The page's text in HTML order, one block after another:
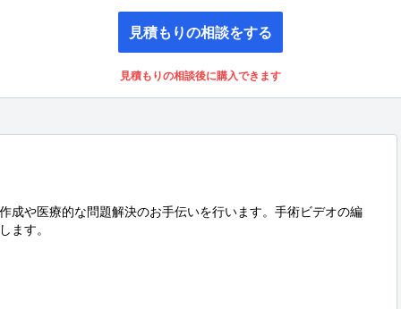
見積もりの相談をする
見積もりの相談後に購入できます
成や医療的な問題解決のお手伝いを行います。手術ビデオの編
ます。